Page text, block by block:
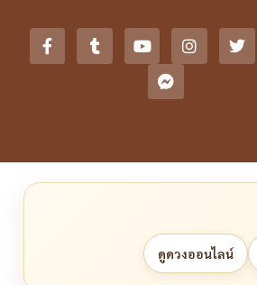
ดูดวงออนไลน์